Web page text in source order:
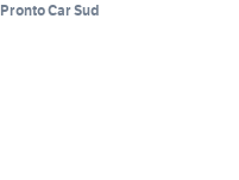
Pronto Car Sud